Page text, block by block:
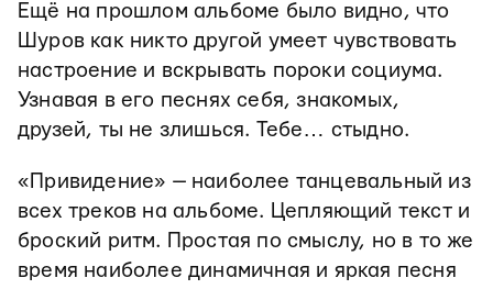
Ещё на прошлом альбоме было видно, что
Шуров как никто другой умеет чувствовать
настроение и вскрывать пороки социума.
Узнавая в его песнях себя, знакомых,
друзей, ты не злишься. Тебе… стыдно.
«Привидение» — наиболее танцевальный из
всех треков на альбоме. Цепляющий текст и
броский ритм. Простая по смыслу, но в то же
время наиболее динамичная и яркая песня